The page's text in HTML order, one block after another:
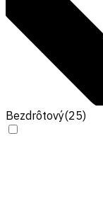
Bezdrôtový(25)